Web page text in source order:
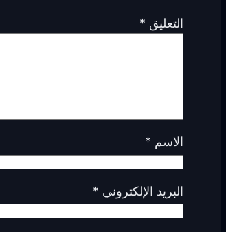
التعليق *
الاسم *
البريد الإلكتروني *